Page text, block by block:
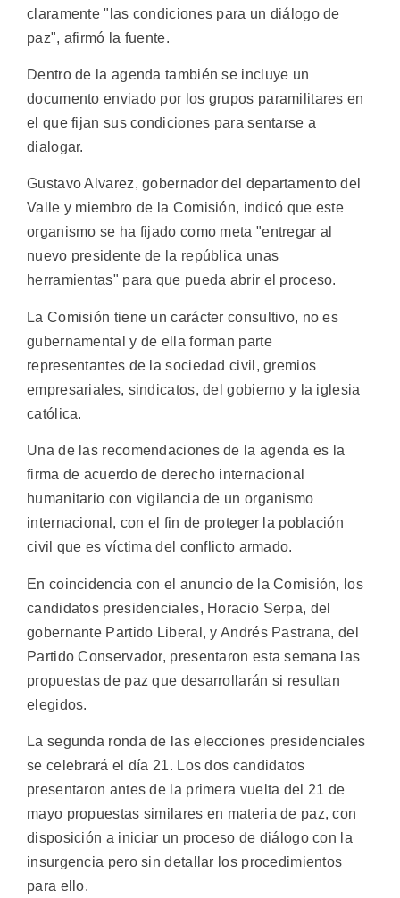
claramente "las condiciones para un diálogo de
paz", afirmó la fuente.
Dentro de la agenda también se incluye un
documento enviado por los grupos paramilitares en
el que fijan sus condiciones para sentarse a
dialogar.
Gustavo Alvarez, gobernador del departamento del
Valle y miembro de la Comisión, indicó que este
organismo se ha fijado como meta "entregar al
nuevo presidente de la república unas
herramientas" para que pueda abrir el proceso.
La Comisión tiene un carácter consultivo, no es
gubernamental y de ella forman parte
representantes de la sociedad civil, gremios
empresariales, sindicatos, del gobierno y la iglesia
católica.
Una de las recomendaciones de la agenda es la
firma de acuerdo de derecho internacional
humanitario con vigilancia de un organismo
internacional, con el fin de proteger la población
civil que es víctima del conflicto armado.
En coincidencia con el anuncio de la Comisión, los
candidatos presidenciales, Horacio Serpa, del
gobernante Partido Liberal, y Andrés Pastrana, del
Partido Conservador, presentaron esta semana las
propuestas de paz que desarrollarán si resultan
elegidos.
La segunda ronda de las elecciones presidenciales
se celebrará el día 21. Los dos candidatos
presentaron antes de la primera vuelta del 21 de
mayo propuestas similares en materia de paz, con
disposición a iniciar un proceso de diálogo con la
insurgencia pero sin detallar los procedimientos
para ello.